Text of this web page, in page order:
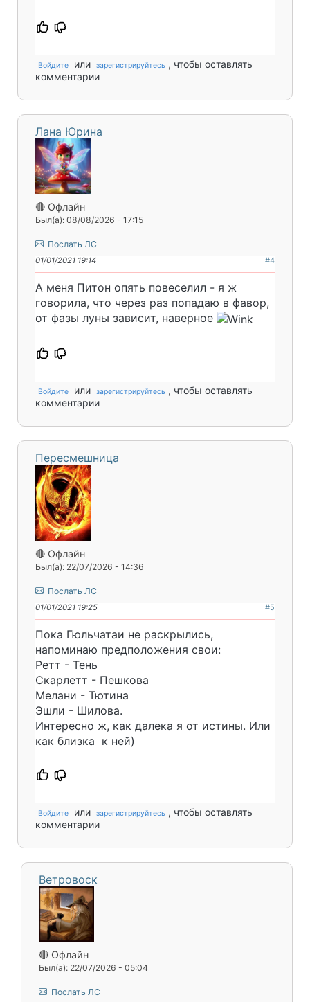
Войдите или зарегистрируйтесь , чтобы оставлять
комментарии
Лана Юрина
🔴 Офлайн
Был(а): 08/08/2026 - 17:15
Послать ЛС
01/01/2021 19:14 #4
А меня Питон опять повеселил - я ж
говорила, что через раз попадаю в фавор,
от фазы луны зависит, наверное
Войдите или зарегистрируйтесь , чтобы оставлять
комментарии
Пересмешница
🔴 Офлайн
Был(а): 22/07/2026 - 14:36
Послать ЛС
01/01/2021 19:25 #5
Пока Гюльчатаи не раскрылись,
напоминаю предположения свои:
Ретт - Тень
Скарлетт - Пешкова
Мелани - Тютина
Эшли - Шилова.
Интересно ж, как далека я от истины. Или
как близка к ней)
Войдите или зарегистрируйтесь , чтобы оставлять
комментарии
Ветровоск
🔴 Офлайн
Был(а): 22/07/2026 - 05:04
Послать ЛС